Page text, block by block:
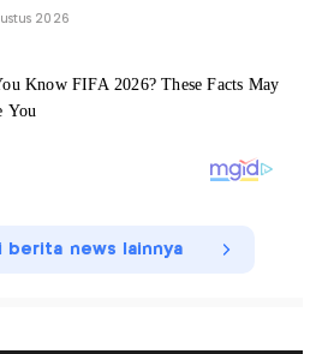
2026
berita news lainnya